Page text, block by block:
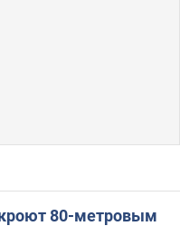
80-метровым